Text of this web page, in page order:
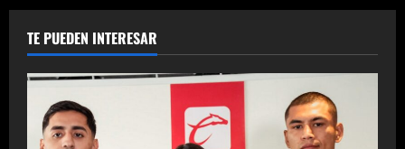
TE PUEDEN INTERESAR